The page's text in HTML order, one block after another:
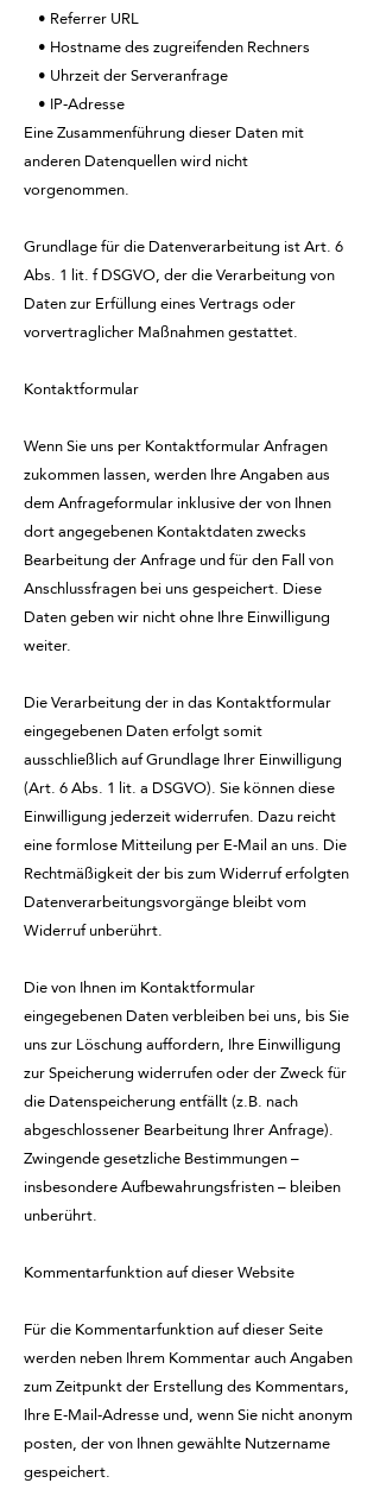
• Referrer URL
• Hostname des zugreifenden Rechners
• Uhrzeit der Serveranfrage
• IP-Adresse
Eine Zusammenführung dieser Daten mit
anderen Datenquellen wird nicht
vorgenommen.
Grundlage für die Datenverarbeitung ist Art. 6
Abs. 1 lit. f DSGVO, der die Verarbeitung von
Daten zur Erfüllung eines Vertrags oder
vorvertraglicher Maßnahmen gestattet.
Kontaktformular
Wenn Sie uns per Kontaktformular Anfragen
zukommen lassen, werden Ihre Angaben aus
dem Anfrageformular inklusive der von Ihnen
dort angegebenen Kontaktdaten zwecks
Bearbeitung der Anfrage und für den Fall von
Anschlussfragen bei uns gespeichert. Diese
Daten geben wir nicht ohne Ihre Einwilligung
weiter.
Die Verarbeitung der in das Kontaktformular
eingegebenen Daten erfolgt somit
ausschließlich auf Grundlage Ihrer Einwilligung
(Art. 6 Abs. 1 lit. a DSGVO). Sie können diese
Einwilligung jederzeit widerrufen. Dazu reicht
eine formlose Mitteilung per E-Mail an uns. Die
Rechtmäßigkeit der bis zum Widerruf erfolgten
Datenverarbeitungsvorgänge bleibt vom
Widerruf unberührt.
Die von Ihnen im Kontaktformular
eingegebenen Daten verbleiben bei uns, bis Sie
uns zur Löschung auffordern, Ihre Einwilligung
zur Speicherung widerrufen oder der Zweck für
die Datenspeicherung entfällt (z.B. nach
abgeschlossener Bearbeitung Ihrer Anfrage).
Zwingende gesetzliche Bestimmungen –
insbesondere Aufbewahrungsfristen – bleiben
unberührt.
Kommentarfunktion auf dieser Website
Für die Kommentarfunktion auf dieser Seite
werden neben Ihrem Kommentar auch Angaben
zum Zeitpunkt der Erstellung des Kommentars,
Ihre E-Mail-Adresse und, wenn Sie nicht anonym
posten, der von Ihnen gewählte Nutzername
gespeichert.